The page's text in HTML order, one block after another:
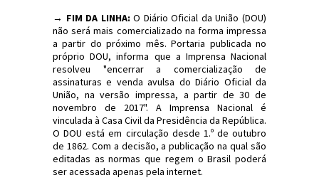
→ FIM DA LINHA: O Diário Oficial da União (DOU)
não será mais comercializado na forma impressa
a partir do próximo mês. Portaria publicada no
próprio DOU, informa que a Imprensa Nacional
resolveu "encerrar a comercialização de
assinaturas e venda avulsa do Diário Oficial da
União, na versão impressa, a partir de 30 de
novembro de 2017". A Imprensa Nacional é
vinculada à Casa Civil da Presidência da República.
O DOU está em circulação desde 1.º de outubro
de 1862. Com a decisão, a publicação na qual são
editadas as normas que regem o Brasil poderá
ser acessada apenas pela internet.